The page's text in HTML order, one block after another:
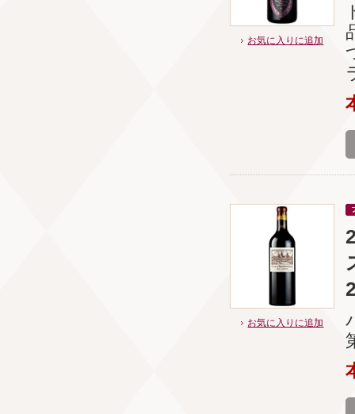
お気に入りに追加
お気に入りに追加